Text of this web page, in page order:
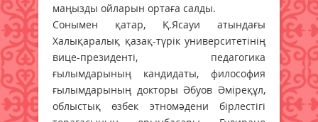
маңызды ойларын ортаға салды.
Сонымен қатар, Қ.Ясауи атындағы
Халықаралық қазақ-түрік университетінің
вице-президенті, педагогика
ғылымдарының кандидаты, философия
ғылымдарының докторы Әбуов Әміреқұл,
облыстық өзбек этномәдени бірлестігі